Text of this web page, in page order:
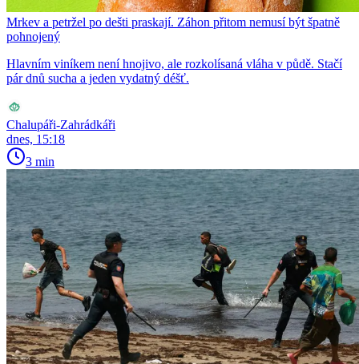
Mrkev a petržel po dešti praskají. Záhon přitom nemusí být špatně
pohnojený
Hlavním viníkem není hnojivo, ale rozkolísaná vláha v půdě. Stačí
pár dnů sucha a jeden vydatný déšť.
Chalupáři-Zahrádkáři
dnes, 15:18
3 min